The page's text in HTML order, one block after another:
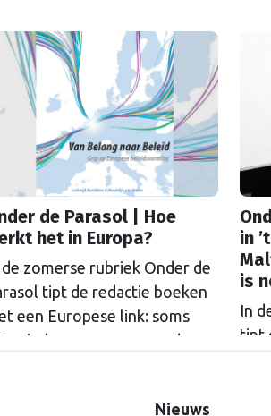
de Parasol | Hoe
het in Europa?
de zomerse rubriek Onder de
tipt de redactie boeken
een Europese link: soms
soms verrassend
in Brussel wegwijs
in
is
In
tipt
Nieuws